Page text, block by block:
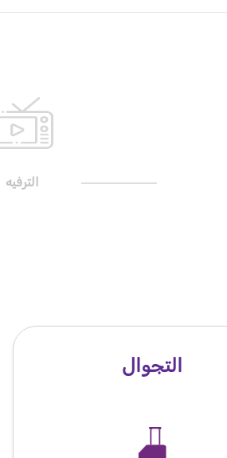
الترفيه
التجوال